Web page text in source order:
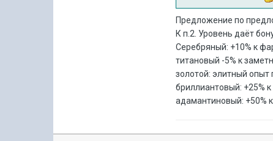
Предложение по
К п.2. Уровень даёт
Серебряный: +10% к
титановый -5% к
золотой: элитный опыт
бриллиантовый: +25%
адамантиновый: +50%